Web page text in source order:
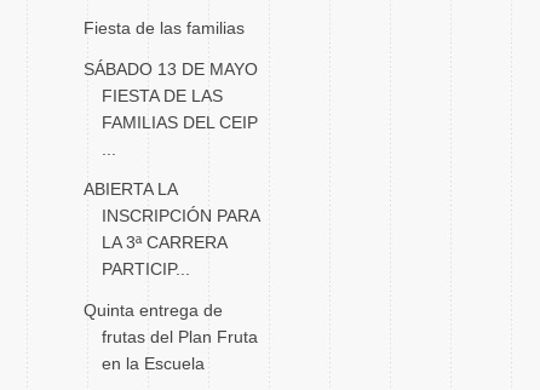
Fiesta de las familias
SÁBADO 13 DE MAYO
FIESTA DE LAS
FAMILIAS DEL CEIP
ABIERTA LA
INSCRIPCIÓN PARA
LA 3ª CARRERA
PARTICIP...
Quinta entrega de
frutas del Plan Fruta
en la Escuela